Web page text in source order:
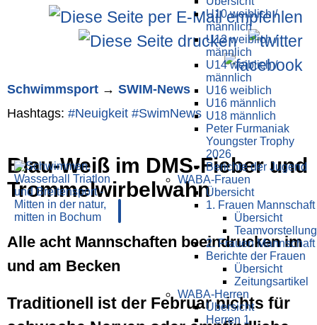
U10 weiblich /
männlich
U12 weiblich /
männlich
U14 weiblich /
männlich
U16 weiblich
U16 männlich
U18 männlich
Peter Furmaniak
Youngster Trophy
2026
Berichte der Jugend
WABA-Frauen
Übersicht
1. Frauen Mannschaft
Übersicht
Teamvorstellung
2. Frauen Mannschaft
Berichte der Frauen
Übersicht
Zeitungsartikel
WABA-Herren
Übersicht
Herren 1
Schwimm­sport → SWIM-News
Hashtags: #Neuigkeit #SwimNews
Blau-Weiß im DMS-Fieber und
Trommel­wirbelwahn
Alle acht Mann­schaften beeindrucken im
und am Becken
Traditionell ist der Februar nichts für